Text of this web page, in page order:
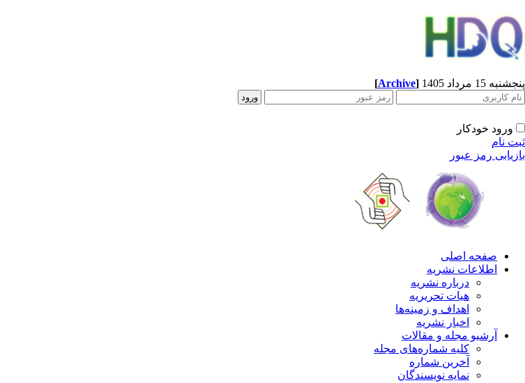
پنجشنبه 15 مرداد 1405 [Archive]
ورود خودکار
ثبت نام
بازیابی رمز عبور
صفحه اصلی
اطلاعات نشریه
درباره نشریه
هیات تحریریه
اهداف و زمینه‌ها
اخبار نشریه
آرشیو مجله و مقالات
کلیه شماره‌های مجله
آخرین شماره
نمایه نویسندگان